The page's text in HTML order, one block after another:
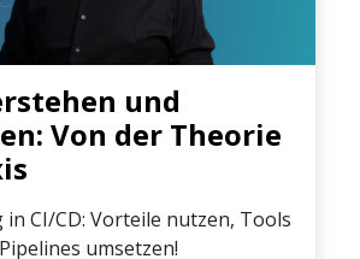
und
Von der Theorie
in CI/CD: Vorteile nutzen, Tools
umsetzen!